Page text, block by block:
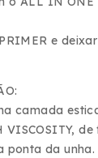
PRIMER e
camada
VISCOSITY, de
ponta da